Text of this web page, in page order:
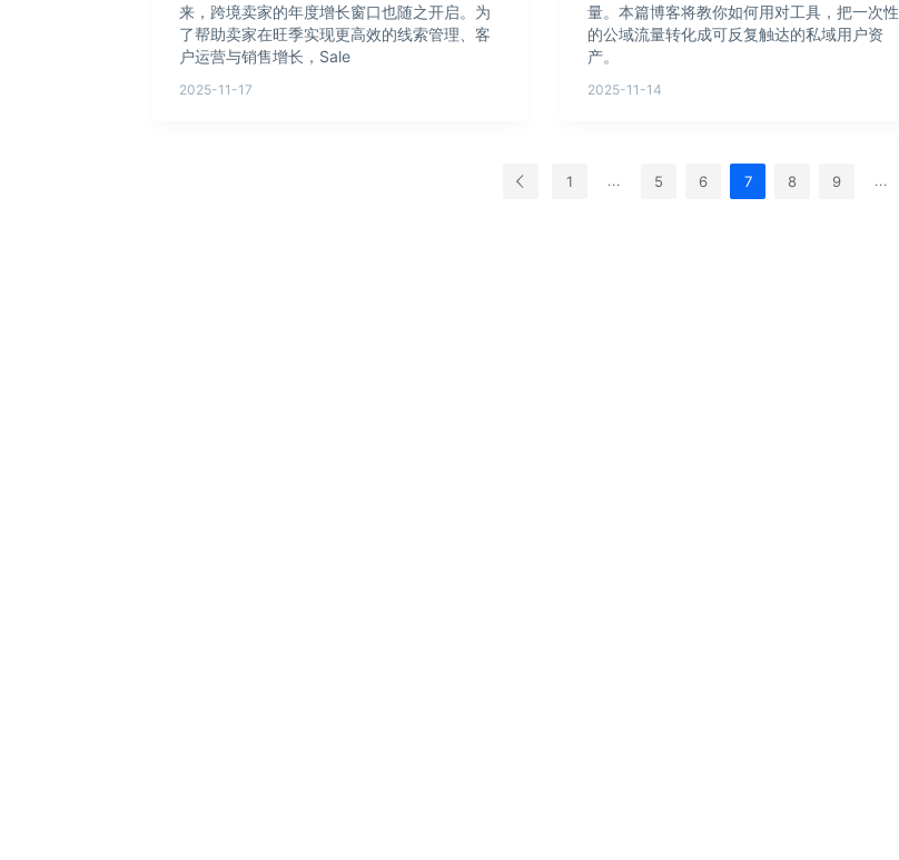
来，跨境卖家的年度增长窗口也随之开启。为
了帮助卖家在旺季实现更高效的线索管理、客
户运营与销售增长，Sale
2025-11-17
量。本篇博客将教你如何用对工具，把一次性
的公域流量转化成可反复触达的私域用户资
产。
2025-11-14
1 ... 5 6 7 8 9 ...